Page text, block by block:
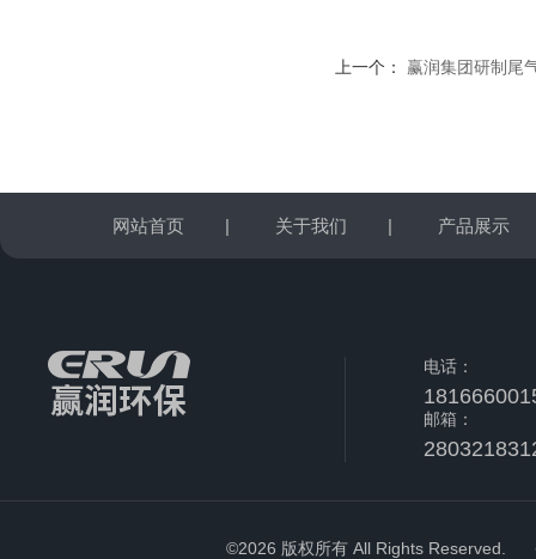
上一个： 赢润集团研制尾气快
网站首页 | 关于我们 | 产品展示
电话：
邮箱：
©2026 版权所有 All Rights Reserved.